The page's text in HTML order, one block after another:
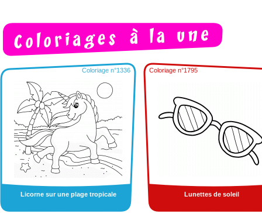
Coloriage n°1336
Licorne sur une plage tropicale
Coloriage n°1795
Lunettes de soleil